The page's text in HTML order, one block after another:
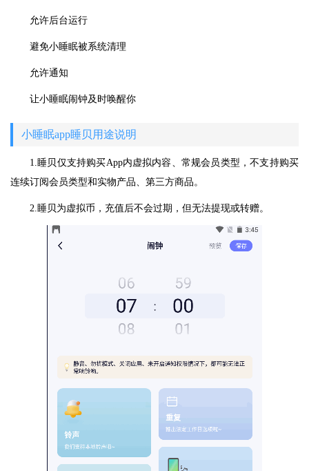
允许后台运行
避免小睡眠被系统清理
允许通知
让小睡眠闹钟及时唤醒你
小睡眠app睡贝用途说明
1.睡贝仅支持购买App内虚拟内容、常规会员类型，不支持购买
连续订阅会员类型和实物产品、第三方商品。
2.睡贝为虚拟币，充值后不会过期，但无法提现或转赠。